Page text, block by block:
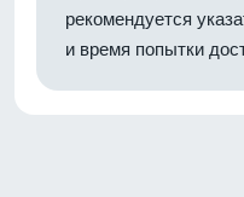
рекомендуется
и время попытки